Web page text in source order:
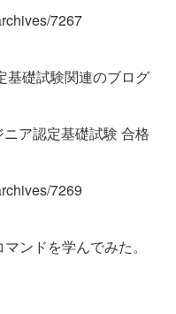
7267
基礎試験関連のブログ
ニア認定基礎試験 合格
7269
ンドを学んでみた。